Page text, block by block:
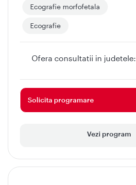
Ecografie morfofetala
Ecografie
Ofera consultatii in judetele:
Solicita programare
Vezi program